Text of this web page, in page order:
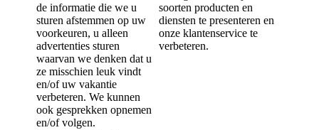
de informatie die we u
sturen afstemmen op uw
voorkeuren, u alleen
advertenties sturen
waarvan we denken dat u
ze misschien leuk vindt
en/of uw vakantie
verbeteren. We kunnen
ook gesprekken opnemen
en/of volgen.
soorten producten en
diensten te presenteren en
onze klantenservice te
verbeteren.